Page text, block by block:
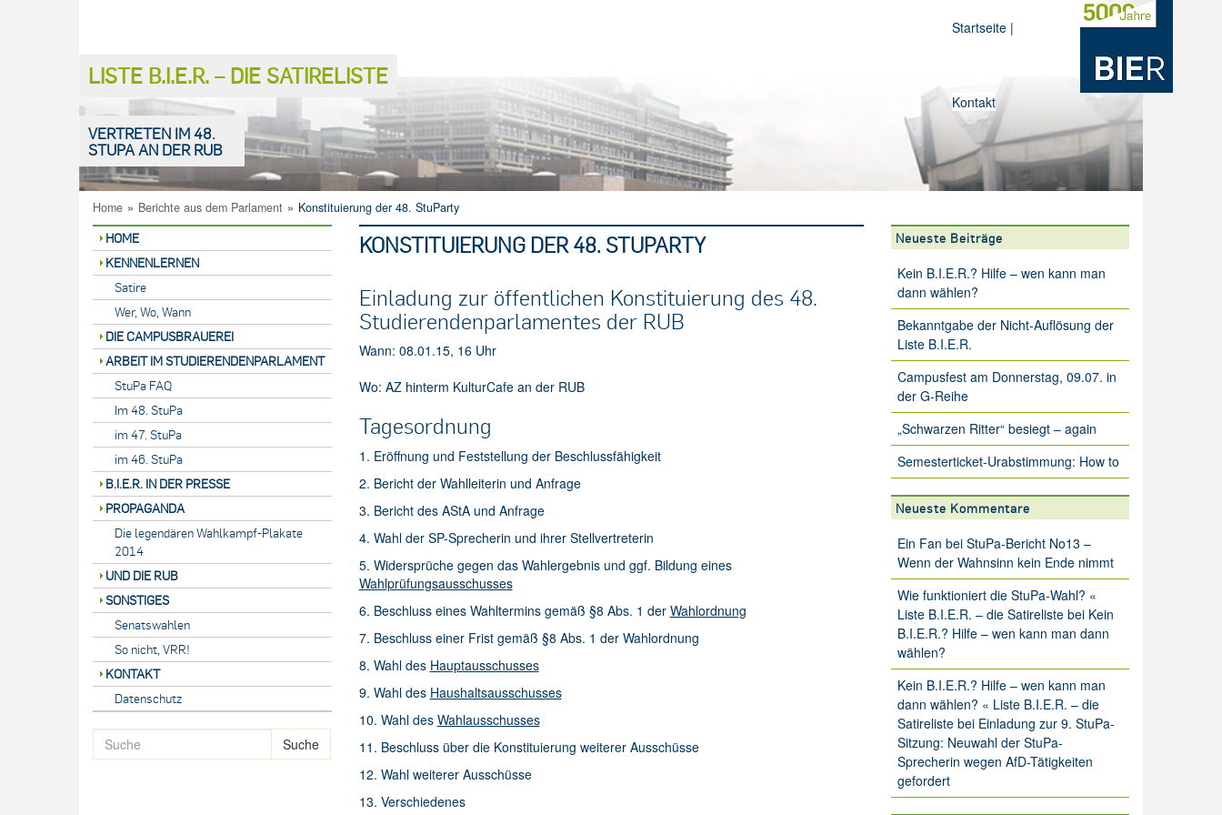
LISTE B.I.E.R. – DIE SATIRELISTE
VERTRETEN IM 48.
STUPA AN DER RUB
Startseite |
Kontakt
Home » Berichte aus dem Parlament » Konstituierung der 48. StuParty
HOME
KENNENLERNEN
Satire
Wer, Wo, Wann
DIE CAMPUSBRAUEREI
ARBEIT IM STUDIERENDENPARLAMENT
StuPa FAQ
Im 48. StuPa
im 47. StuPa
im 46. StuPa
B.I.E.R. IN DER PRESSE
PROPAGANDA
Die legendären Wahlkampf-Plakate
2014
UND DIE RUB
SONSTIGES
Senatswahlen
So nicht, VRR!
KONTAKT
Datenschutz
Suche
KONSTITUIERUNG DER 48. STUPARTY
Einladung zur öffentlichen Konstituierung des 48.
Studierendenparlamentes der RUB
Wann: 08.01.15, 16 Uhr
Wo: AZ hinterm KulturCafe an der RUB
Tagesordnung
1. Eröffnung und Feststellung der Beschlussfähigkeit
2. Bericht der Wahlleiterin und Anfrage
3. Bericht des AStA und Anfrage
4. Wahl der SP-Sprecherin und ihrer Stellvertreterin
5. Widersprüche gegen das Wahlergebnis und ggf. Bildung eines
Wahlprüfungsausschusses
6. Beschluss eines Wahltermins gemäß §8 Abs. 1 der Wahlordnung
7. Beschluss einer Frist gemäß §8 Abs. 1 der Wahlordnung
8. Wahl des Hauptausschusses
9. Wahl des Haushaltsausschusses
10. Wahl des Wahlausschusses
11. Beschluss über die Konstituierung weiterer Ausschüsse
12. Wahl weiterer Ausschüsse
13. Verschiedenes
Neueste Beiträge
Kein B.I.E.R.? Hilfe – wen kann man
dann wählen?
Bekanntgabe der Nicht-Auflösung der
Liste B.I.E.R.
Campusfest am Donnerstag, 09.07. in
der G-Reihe
„Schwarzen Ritter“ besiegt – again
Semesterticket-Urabstimmung: How to
Neueste Kommentare
Ein Fan bei StuPa-Bericht No13 –
Wenn der Wahnsinn kein Ende nimmt
Wie funktioniert die StuPa-Wahl? «
Liste B.I.E.R. – die Satirelistebei Kein
B.I.E.R.? Hilfe – wen kann man dann
wählen?
Kein B.I.E.R.? Hilfe – wen kann man
dann wählen? « Liste B.I.E.R. – die
Satirelistebei Einladung zur 9. StuPa-
Sitzung: Neuwahl der StuPa-
Sprecherin wegen AfD-Tätigkeiten
gefordert